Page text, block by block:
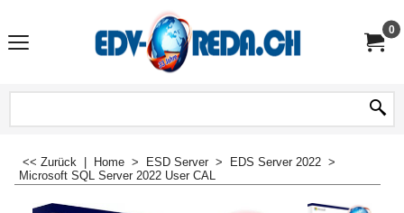
0
<< Zurück Home > ESD Server > EDS Server 2022 >
Microsoft SQL Server 2022 User CAL